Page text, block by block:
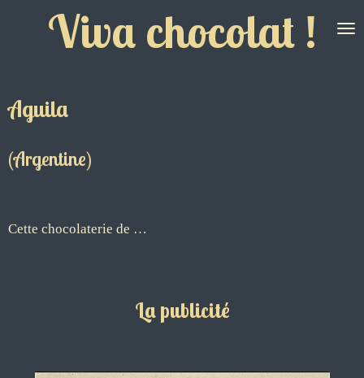
PasserViva chocolat !
Aguila
(Argentine)
Cette chocolaterie de …
La publicité